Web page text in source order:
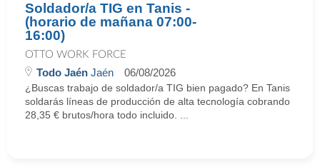
Soldador/a TIG en Tanis -
(horario de mañana 07:00-
16:00)
OTTO WORK FORCE
Todo Jaén Jaén 06/08/2026
¿Buscas trabajo de soldador/a TIG bien pagado? En Tanis
soldarás líneas de producción de alta tecnología cobrando
28,35 € brutos/hora todo incluido. ...